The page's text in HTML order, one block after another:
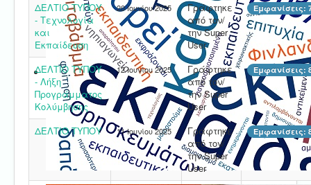
ΔΕΛΤΙΟ ΤΥΠΟΥ
- Τεχνολογία
και
Εκπαίδευση
20 Ιουνίου 2025
Γράφτηκε
από τον/
την Super
User
Εμφανίσεις:
ΔΕΛΤΙΟ ΤΥΠΟΥ
- Λήξη
Προγράμματος
Κολύμβησης
12 Ιουνίου 2025
Γράφτηκε
από τον/
την Super
User
Εμφανίσεις:
ΔΕΛΤΙΟ ΤΥΠΟΥ 11 Ιουνίου 2025
Γράφτηκε
από τον/
την Super
User
Εμφανίσεις: